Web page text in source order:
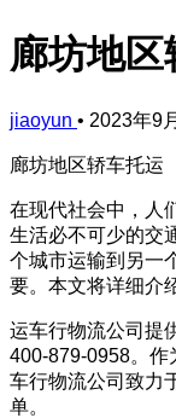
廊坊地
jiaoyun • 2023年9
廊坊地区轿车托运
在现代社会中，人
生活必不可少的交
个城市运输到另一
要。本文将详细介
运车行物流公司提
400-879-0958。作
车行物流公司致力
单。